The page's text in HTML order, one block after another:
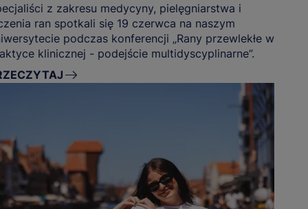
z zakresu medycyny, pielęgniarstwa i
ran spotkali się 19 czerwca na naszym
podczas konferencji „Rany przewlekłe w
klinicznej - podejście multidyscyplinarne”.